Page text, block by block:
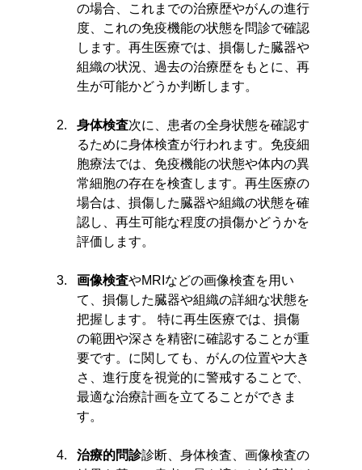
の場合、これまでの治療歴やがんの進行
度、これの免疫機能の状態を問診で確認
します。再生医療では、損傷した臓器や
組織の状況、過去の治療歴をもとに、再
生が可能かどうか判断します。
身体検査次に、患者の全身状態を確認す
るために身体検査が行われます。免疫細
胞療法では、免疫機能の状態や体内の異
常細胞の存在を検査します。再生医療の
場合は、損傷した臓器や組織の状態を確
認し、再生可能な程度の損傷かどうかを
評価します。
画像検査やMRIなどの画像検査を用い
て、損傷した臓器や組織の詳細な状態を
把握します。 特に再生医療では、損傷
の範囲や深さを精密に確認することが重
要です。に関しても、がんの位置や大き
さ、進行度を視覚的に警戒することで、
最適な治療計画を立てることができま
す。
治療的問診診断、身体検査、画像検査の